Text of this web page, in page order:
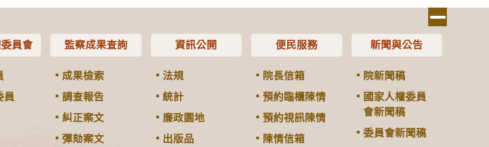
員會
員
監察成果查詢
成果檢索
調查報告
糾正案文
彈劾案文
資訊公開
法規
統計
廉政園地
出版品
便民服務
院長信箱
預約臨櫃陳情
預約視訊陳情
陳情信箱
新聞與公告
院新聞稿
國家人權委員
會新聞稿
委員會新聞稿